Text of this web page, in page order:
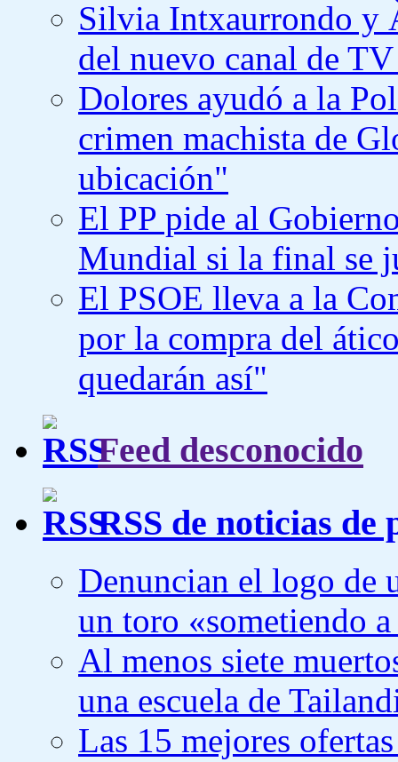
Silvia Intxaurrondo y
del nuevo canal de
Dolores ayudó a la
crimen machista de
ubicación"
El PP pide al
Mundial si la final se
El PSOE lleva a la
por la compra del
quedarán así"
Feed desconocido
RSS de noticias de
Denuncian el logo de
un toro «sometiendo
Al menos siete
una escuela de
Las 15 mejores